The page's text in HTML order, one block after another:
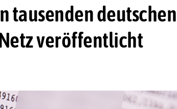
tausenden deutschen
veröffentlicht